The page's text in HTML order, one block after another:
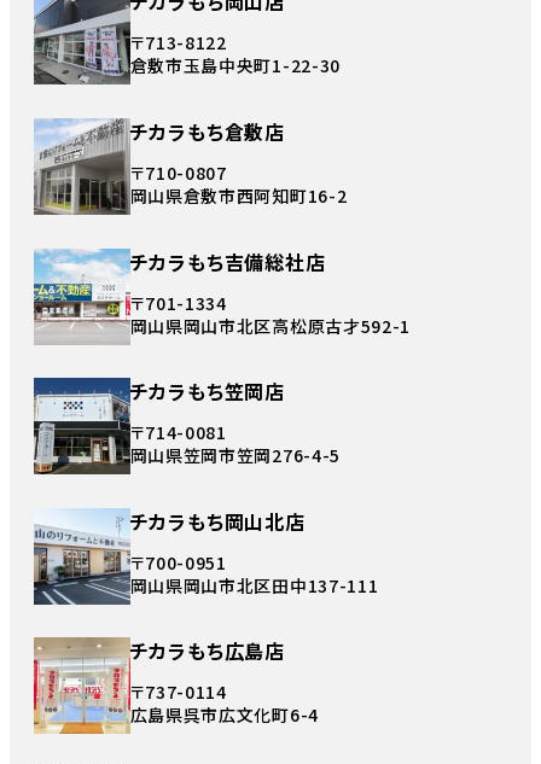
〒713-8122
倉敷市玉島中央町1-22-30
チカラもち倉敷店
〒710-0807
岡山県倉敷市西阿知町16-2
チカラもち吉備総社店
〒701-1334
岡山県岡山市北区高松原古才592-1
チカラもち笠岡店
〒714-0081
岡山県笠岡市笠岡276-4-5
チカラもち岡山北店
〒700-0951
岡山県岡山市北区田中137-111
チカラもち広島店
〒737-0114
広島県呉市広文化町6-4